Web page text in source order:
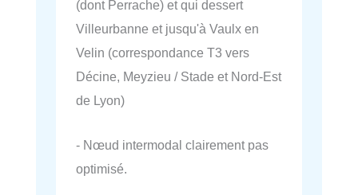
(dont Perrache) et qui dessert
Villeurbanne et jusqu'à Vaulx en
Velin (correspondance T3 vers
Décine, Meyzieu / Stade et Nord-Est
de Lyon)
- Nœud intermodal clairement pas
optimisé.